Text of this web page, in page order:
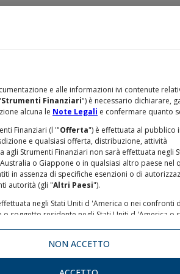
Emissioni
trovare la documentazione relativa alle
di Intesa Sanpaolo e di UBI Banca. Per le
Sanpaolo, si prega di far riferimento
it/investor-
filtri alla ricerca, selezionare
e premere conferma.
e alle informazioni ivi contenute
Strumenti Finanziari") è necessario dichiarare,
alcuna le Note Legali e confermare quanto
Finanziari (l '"Offerta") è effettuata al pubblico
e qualsiasi offerta, distribuzione, attività
agli Strumenti Finanziari non sarà effettuata negli
o Giappone o in qualsiasi altro paese nel
in assenza di specifiche esenzioni o di
autorità (gli "Altri Paesi").
negli Stati Uniti d 'America o nei confronti
o soggetto residente negli Stati Uniti d 'America o
Persona U.S. ”) e la documentazione relativa
negli Stati Uniti. Gli Strumenti Finanziari non
dello United States Securities Act del 1993,
NON ACCETTO